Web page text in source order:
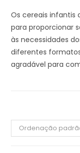
Os cereais infantis
para proporcionar
às necessidades
diferentes
agradável para
Ordenação